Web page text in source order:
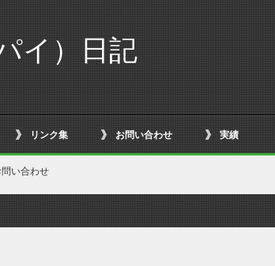
イ）日記
リンク集 お問い合わせ 実績
問い合わせ